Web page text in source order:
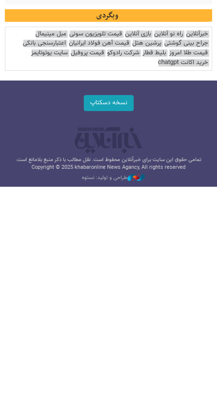
وبگردی
خبرآنلاین راه نو آنلاین بازی آنلاین قیمت تلویزیون سونی مبل مینیمال
جراح بینی گوشتی پرشین هتل قیمت آهن فولاد ایرانیان اعتبارسنجی بانکی
قیمت طلا امروز بلیط قطار شرکت رادوکو قیمت پروفیل سایت یوتوتایمز
خرید اکانت chatgpt
نسخه دسکتاپ
تمامی حقوق این سایت برای خبرآنلاین محفوظ است. نقل مطالب با ذکر منبع بلامانع است.
Copyright © 2025 khabaronline News Agancy, All rights reserved
طراحی و تولید: نستوه